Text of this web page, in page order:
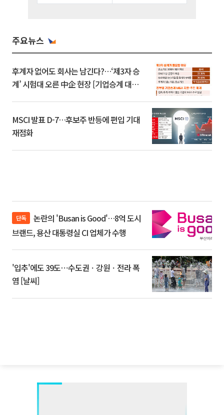
주요뉴스
후계자 없어도 회사는 남긴다?…‘제3자 승
계’ 시험대 오른 中企 현장 [기업승계 대전
MSCI 발표 D-7…후보주 반등에 편입 기대
재점화
단독
브랜드, 용산 대통령실 CI 업체가 수행
'입추'에도 39도⋯수도권ㆍ강원ㆍ전라 폭
염 [날씨]